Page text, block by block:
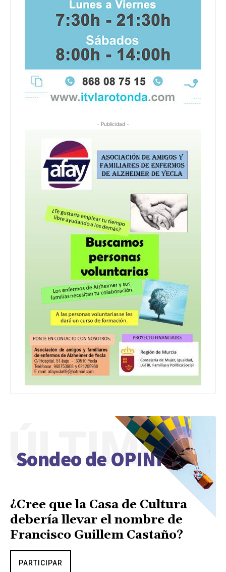
- Publicidad -
Sondeo de OPINIÓN
ÚLTIMO
¿Cree que la Casa de Cultura
debería llevar el nombre de
Francisco Guillem Castaño?
PARTICIPAR